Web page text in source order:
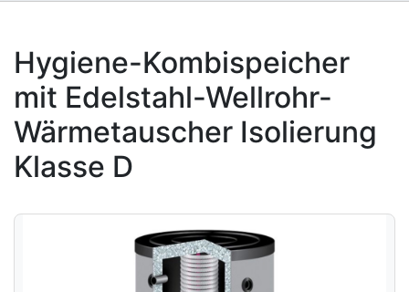
Hygiene-Kombispeicher
mit Edelstahl-Wellrohr-
Wärmetauscher Isolierung
Klasse D